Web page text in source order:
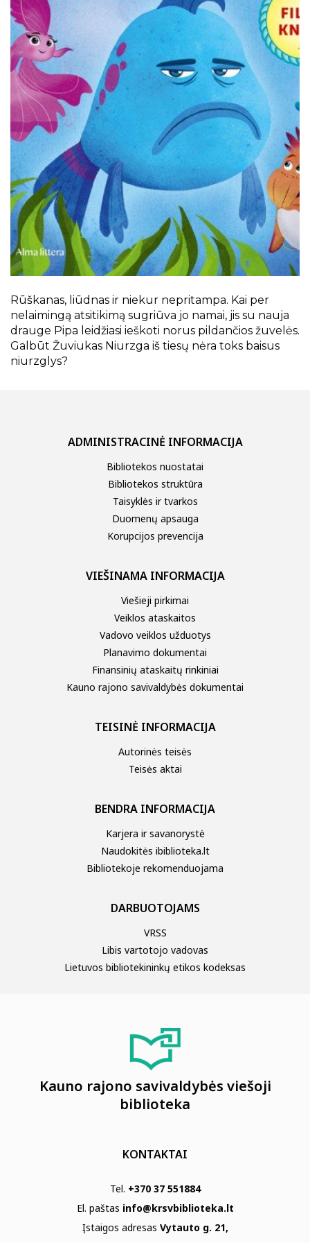
Kraštotyrinės virtualios parodos
Piligrimų keliai Kauno rajone
Rūškanas, liūdnas ir niekur nepritampa. Kai per
nelaimingą atsitikimą sugriūva jo namai, jis su nauja
drauge Pipa leidžiasi ieškoti norus pildančios žuvelės.
Galbūt Žuviukas Niurzga iš tiesų nėra toks baisus
niurzglys?
ADMINISTRACINĖ INFORMACIJA
Bibliotekos nuostatai
Bibliotekos struktūra
Taisyklės ir tvarkos
Duomenų apsauga
Korupcijos prevencija
VIEŠINAMA INFORMACIJA
Viešieji pirkimai
Veiklos ataskaitos
Vadovo veiklos užduotys
Planavimo dokumentai
Finansinių ataskaitų rinkiniai
Kauno rajono savivaldybės dokumentai
TEISINĖ INFORMACIJA
Autorinės teisės
Teisės aktai
BENDRA INFORMACIJA
Karjera ir savanorystė
Naudokitės ibiblioteka.lt
Bibliotekoje rekomenduojama
DARBUOTOJAMS
VRSS
Libis vartotojo vadovas
Lietuvos bibliotekininkų etikos kodeksas
Kauno rajono savivaldybės viešoji
biblioteka
KONTAKTAI
Tel. +370 37 551884
El. paštas info@krsvbiblioteka.lt
Įstaigos adresas Vytauto g. 21,